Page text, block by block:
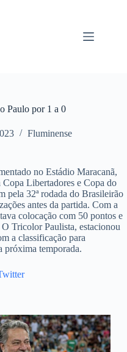
Paulo por 1 a 0
Fluminense
no Estádio Maracanã,
Copa Libertadores e Copa do
pela 32ª rodada do Brasileirão
antes da partida. Com a
colocação com 50 pontos e
Tricolor Paulista, estacionou
a classificação para
próxima temporada.